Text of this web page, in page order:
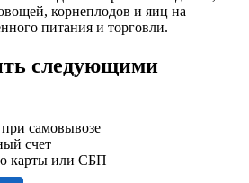
корнеплодов и яиц на
питания и торговли.
следующими
самовывозе
счет
карты или СБП